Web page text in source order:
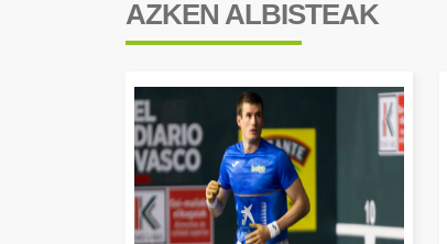
AZKEN ALBISTEAK